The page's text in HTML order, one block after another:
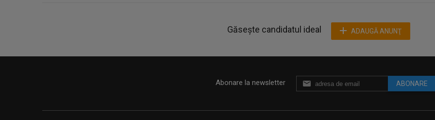
Găsește candidatul ideal ADAUGĂ ANUNŢ
Abonare la newsletter ABONARE